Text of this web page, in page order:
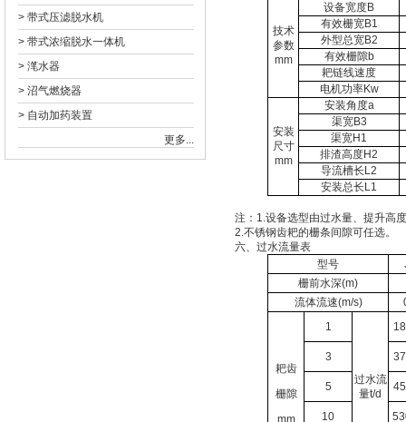
> 带式压滤脱水机
> 带式浓缩脱水一体机
> 滗水器
> 沼气燃烧器
> 自动加药装置
更多...
技术
参数
mm
设备宽度B
有效栅宽B1
外型总宽B2
有效栅隙b
耙链线速度
电机功率Kw
安装
尺寸
mm
安装角度a
渠宽B3
渠宽H1
排渣高度H2
导流槽长L2
安装总长L1
注：1.设备选型由过水量、提
2.不锈钢齿耙的栅条间隙可任选。
六、过水流量表
型号
栅前水深(m)
流体流速(m/s)
耙齿
栅隙
mm
1
过水流
量t/d
3
5
10